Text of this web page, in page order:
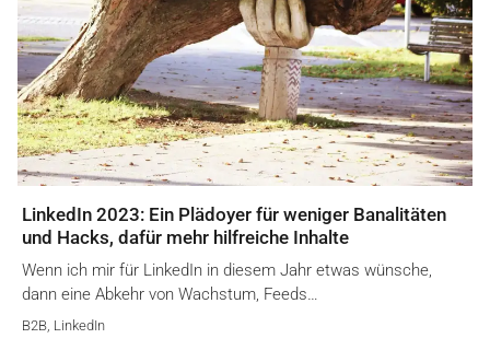
LinkedIn 2023: Ein Plädoyer für weniger Banalitäten
und Hacks, dafür mehr hilfreiche Inhalte
Wenn ich mir für LinkedIn in diesem Jahr etwas wünsche,
dann eine Abkehr von Wachstum, Feeds…
B2B, LinkedIn